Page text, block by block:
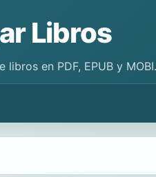
Libros
en PDF, EPUB y MOBI.